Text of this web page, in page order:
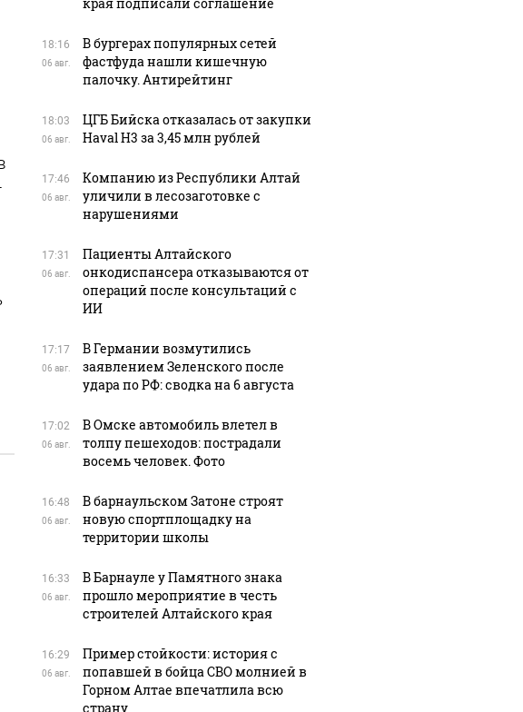
18:16
06 авг.
В бургерах популярных сетей
фастфуда нашли кишечную
палочку. Антирейтинг
18:03
06 авг.
ЦГБ Бийска отказалась от закупки
Haval H3 за 3,45 млн рублей
17:46
06 авг.
Компанию из Республики Алтай
уличили в лесозаготовке с
нарушениями
17:31
06 авг.
Пациенты Алтайского
онкодиспансера отказываются от
операций после консультаций с
ИИ
17:17
06 авг.
В Германии возмутились
заявлением Зеленского после
удара по РФ: сводка на 6 августа
17:02
06 авг.
В Омске автомобиль влетел в
толпу пешеходов: пострадали
восемь человек. Фото
16:48
06 авг.
В барнаульском Затоне строят
новую спортплощадку на
территории школы
16:33
06 авг.
В Барнауле у Памятного знака
прошло мероприятие в честь
строителей Алтайского края
16:29
06 авг.
Пример стойкости: история с
попавшей в бойца СВО молнией в
Горном Алтае впечатлила всю
страну